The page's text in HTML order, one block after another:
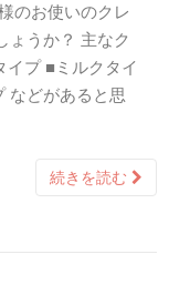
のお使いのクレ
ょうか？ 主なク
イプ ■ミルクタイ
などがあると思
続きを読む